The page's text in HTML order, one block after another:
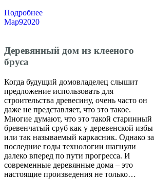
Подробнее
Мар92020
Деревянный дом из клееного
бруса
Когда будущий домовладелец слышит
предложение использовать для
строительства древесину, очень часто он
даже не представляет, что это такое.
Многие думают, что это такой старинный
бревенчатый сруб как у деревенской избы
или так называемый каркасник. Однако за
последние годы технологии шагнули
далеко вперед по пути прогресса. И
современные деревянные дома – это
настоящие произведения не только…